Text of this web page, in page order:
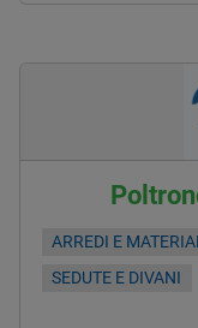
ARREDI E
SEDUTE E DIVANI